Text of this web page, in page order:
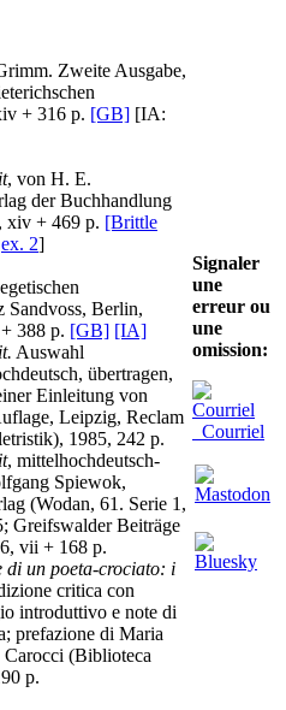
Zweite Ausgabe,
+ 316 p. [GB] [IA:
, von H. E.
der Buchhandlung
xiv + 469 p. [Brittle
ex. 2]
Sandvoss, Berlin,
388 p. [GB] [IA]
Auswahl
übertragen,
Einleitung von
Leipzig, Reclam
1985, 242 p.
, mittelhochdeutsch-
Spiewok,
(Wodan, 61. Serie 1,
Greifswalder Beiträge
vii + 168 p.
di un poeta-crociato: i
critica con
introduttivo e note di
prefazione di Maria
(Biblioteca
p.
Signaler
une
erreur ou
une
omission:
Courriel